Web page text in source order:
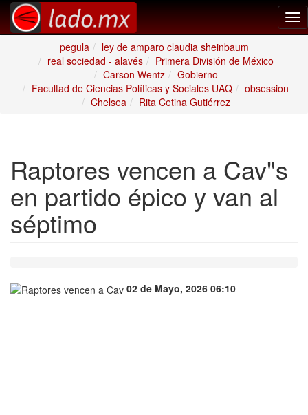
pegula
ley de amparo claudia sheinbaum
real sociedad - alavés
Primera División de México
Carson Wentz
Gobierno
Facultad de Ciencias Políticas y Sociales UAQ
obsession
Chelsea
Rita Cetina Gutiérrez
Raptores vencen a Cav"s
en partido épico y van al
séptimo
02 de Mayo, 2026 06:10